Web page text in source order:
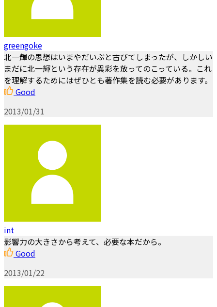
greengoke
北一輝の思想はいまやだいぶと古びてしまったが、しかしい
まだに北一輝という存在が異彩を放ってのこっている。これ
を理解するためにはぜひとも著作集を読む必要があります。
Good
2013/01/31
int
影響力の大きさから考えて、必要な本だから。
Good
2013/01/22